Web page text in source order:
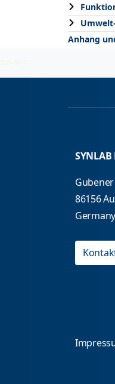
Anhang
2026-08-07
86156
Germany